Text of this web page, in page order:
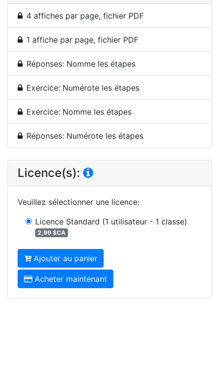
4 affiches par page, fichier PDF
1 affiche par page, fichier PDF
Réponses: Nomme les étapes
Exercice: Numérote les étapes
Exercice: Nomme les étapes
Réponses: Numérote les étapes
Licence(s):
Veuillez sélectionner une licence:
Licence Standard (1 utilisateur - 1 classe)
2,99 $CA
Ajouter au panier
Acheter maintenant